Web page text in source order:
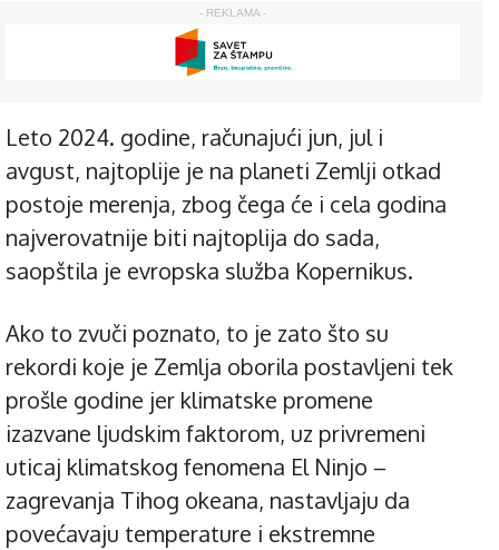
- REKLAMA -
Leto 2024. godine, računajući jun, jul i
avgust, najtoplije je na planeti Zemlji otkad
postoje merenja, zbog čega će i cela godina
najverovatnije biti najtoplija do sada,
saopštila je evropska služba Kopernikus.
Ako to zvuči poznato, to je zato što su
rekordi koje je Zemlja oborila postavljeni tek
prošle godine jer klimatske promene
izazvane ljudskim faktorom, uz privremeni
uticaj klimatskog fenomena El Ninjo –
zagrevanja Tihog okeana, nastavljaju da
povećavaju temperature i ekstremne